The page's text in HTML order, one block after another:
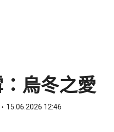
烏冬之愛
15.06.2026 12:46